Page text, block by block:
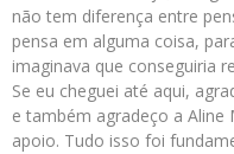
não tem diferença entre
pensa em alguma coisa,
imaginava que conseguiria
Se eu cheguei até aqui,
e também agradeço a Aline
apoio. Tudo isso foi